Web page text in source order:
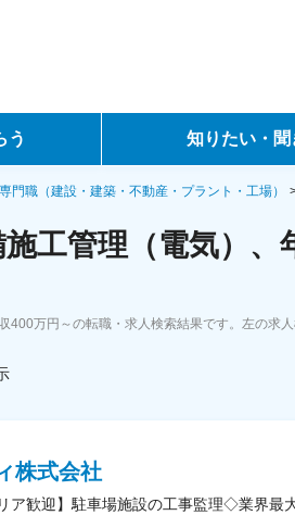
う 知りたい・聞
転職ノウハウ
データで見る転職
門職（建設・建築・不動産・プラント・工場）
工管理（電気）
400万円～の転職・求人検索結果です。左の求人
株式会社
ア歓迎】駐車場施設の工事監理◇業界